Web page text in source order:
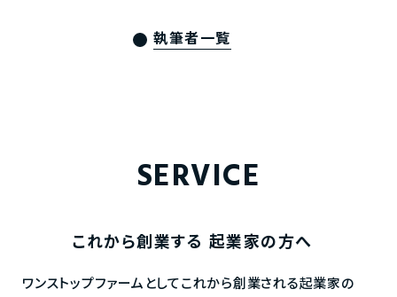
執筆者一覧
SERVICE
これから創業する 起業家の方へ
ワンストップファームとしてこれから創業される起業家の